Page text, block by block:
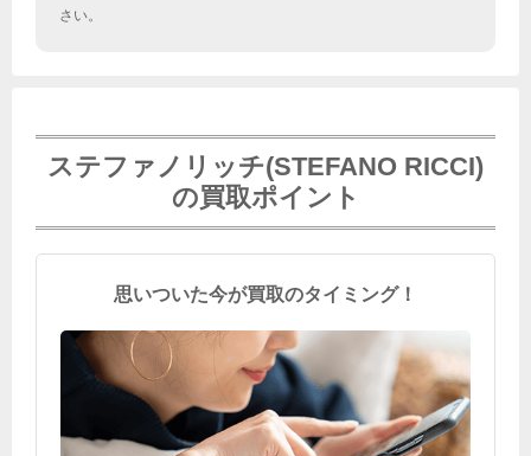
さい。
ステファノリッチ(STEFANO RICCI)
の買取ポイント
思いついた今が買取のタイミング！